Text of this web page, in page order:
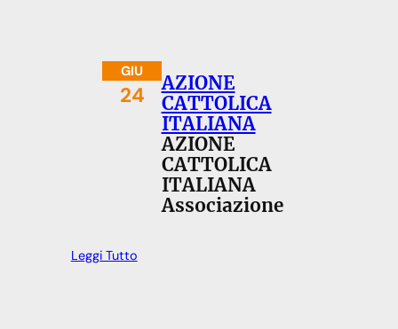
GIU
24
AZIONE
CATTOLICA
ITALIANA
AZIONE
CATTOLICA
ITALIANA
Associazione
Leggi Tutto